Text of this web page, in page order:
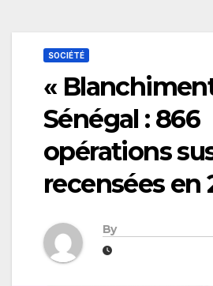
SOCIÉTÉ
«
Sénégal : 866
opérations
recensées en
By